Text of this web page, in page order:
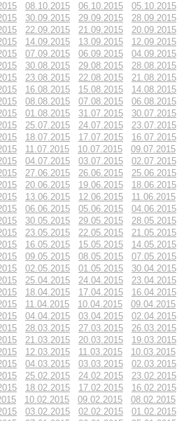
08.10.2015 06.10.2015 05.10.2015
30.09.2015 29.09.2015 28.09.2015
22.09.2015 21.09.2015 20.09.2015
14.09.2015 13.09.2015 12.09.2015
07.09.2015 06.09.2015 04.09.2015
30.08.2015 29.08.2015 28.08.2015
23.08.2015 22.08.2015 21.08.2015
16.08.2015 15.08.2015 14.08.2015
08.08.2015 07.08.2015 06.08.2015
01.08.2015 31.07.2015 30.07.2015
25.07.2015 24.07.2015 23.07.2015
18.07.2015 17.07.2015 16.07.2015
11.07.2015 10.07.2015 09.07.2015
04.07.2015 03.07.2015 02.07.2015
27.06.2015 26.06.2015 25.06.2015
20.06.2015 19.06.2015 18.06.2015
13.06.2015 12.06.2015 11.06.2015
06.06.2015 05.06.2015 04.06.2015
30.05.2015 29.05.2015 28.05.2015
23.05.2015 22.05.2015 21.05.2015
16.05.2015 15.05.2015 14.05.2015
09.05.2015 08.05.2015 07.05.2015
02.05.2015 01.05.2015 30.04.2015
25.04.2015 24.04.2015 23.04.2015
18.04.2015 17.04.2015 16.04.2015
11.04.2015 10.04.2015 09.04.2015
04.04.2015 03.04.2015 02.04.2015
28.03.2015 27.03.2015 26.03.2015
21.03.2015 20.03.2015 19.03.2015
12.03.2015 11.03.2015 10.03.2015
04.03.2015 03.03.2015 02.03.2015
25.02.2015 24.02.2015 23.02.2015
18.02.2015 17.02.2015 16.02.2015
10.02.2015 09.02.2015 08.02.2015
03.02.2015 02.02.2015 01.02.2015